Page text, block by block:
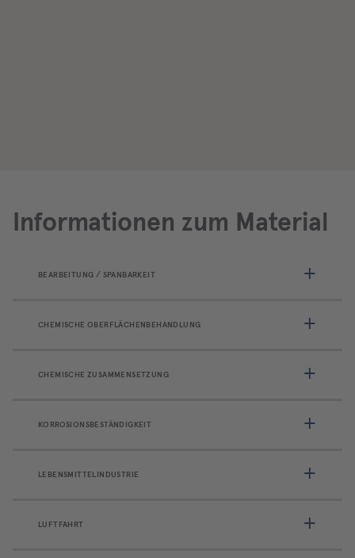
Informationen zum Material
BEARBEITUNG / SPANBARKEIT
CHEMISCHE OBERFLÄCHENBEHANDLUNG
CHEMISCHE ZUSAMMENSETZUNG
KORROSIONSBESTÄNDIGKEIT
LEBENSMITTELINDUSTRIE
LUFTFAHRT